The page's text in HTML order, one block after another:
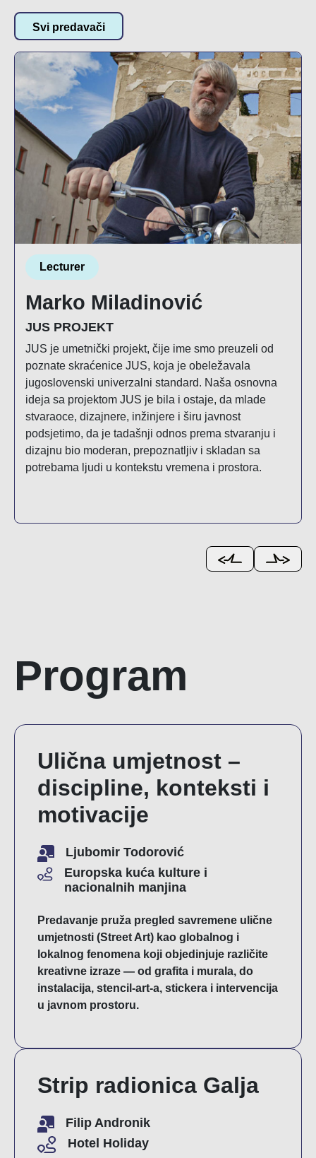
Svi predavači
Lecturer
Marko Miladinović
JUS PROJEKT
JUS je umetnički projekt, čije ime smo preuzeli od
poznate skraćenice JUS, koja je obeležavala
jugoslovenski univerzalni standard. Naša osnovna
ideja sa projektom JUS je bila i ostaje, da mlade
stvaraoce, dizajnere, inžinjere i širu javnost
podsjetimo, da je tadašnji odnos prema stvaranju i
dizajnu bio moderan, prepoznatljiv i skladan sa
potrebama ljudi u kontekstu vremena i prostora.
Program
Ulična umjetnost –
discipline, konteksti i
motivacije
Ljubomir Todorović
Europska kuća kulture i
nacionalnih manjina
Predavanje pruža pregled savremene ulične
umjetnosti (Street Art) kao globalnog i
lokalnog fenomena koji objedinjuje različite
kreativne izraze — od grafita i murala, do
instalacija, stencil-art-a, stickera i intervencija
u javnom prostoru.
Strip radionica Galja
Filip Andronik
Hotel Holiday